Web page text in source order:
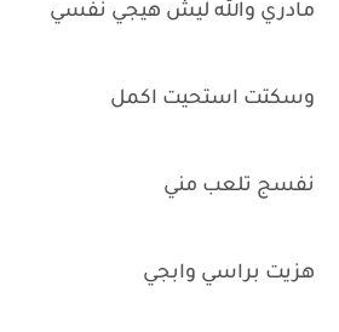
مادري والله ليش هيجي نفسي
وسكتت استحيت اكمل
نفسج تلعب مني
هزيت براسي وابجي